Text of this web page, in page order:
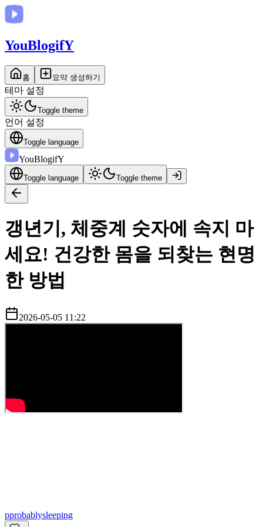
YouBlogifY
홈 요약 생성하기
테마 설정
Toggle theme
언어 설정
Toggle language
YouBlogifY
Toggle language Toggle theme
갱년기, 체중계 숫자에 속지 마
세요! 건강한 몸을 되찾는 현명
한 방법
2026-05-05 11:22
pprobablysleeping